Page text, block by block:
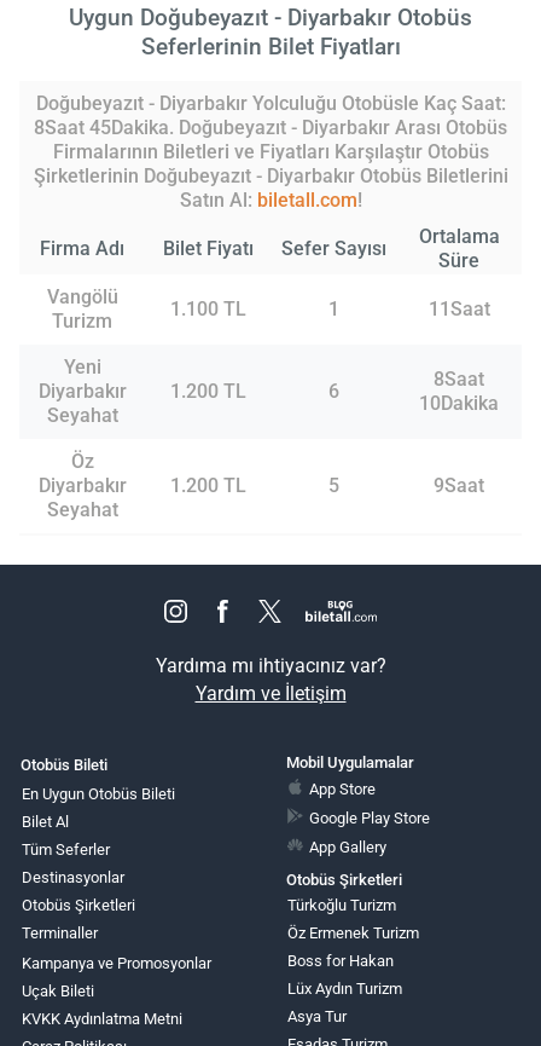
Uygun Doğubeyazıt - Diyarbakır Otobüs
Seferlerinin Bilet Fiyatları
Doğubeyazıt - Diyarbakır Yolculuğu Otobüsle Kaç Saat:
8Saat 45Dakika. Doğubeyazıt - Diyarbakır Arası Otobüs
Firmalarının Biletleri ve Fiyatları Karşılaştır Otobüs
Şirketlerinin Doğubeyazıt - Diyarbakır Otobüs Biletlerini
Satın Al: biletall.com!
Firma Adı Bilet Fiyatı Sefer Sayısı
Ortalama
Süre
Vangölü
Turizm
1.100 TL 1 11Saat
Yeni
Diyarbakır
Seyahat
1.200 TL 6
8Saat
10Dakika
Öz
Diyarbakır
Seyahat
1.200 TL 5 9Saat
Yardıma mı ihtiyacınız var?
Yardım ve İletişim
Otobüs Bileti
En Uygun Otobüs Bileti
Bilet Al
Tüm Seferler
Destinasyonlar
Otobüs Şirketleri
Terminaller
Kampanya ve Promosyonlar
Uçak Bileti
KVKK Aydınlatma Metni
Mobil Uygulamalar
App Store
Google Play Store
App Gallery
Otobüs Şirketleri
Türkoğlu Turizm
Öz Ermenek Turizm
Boss for Hakan
Lüx Aydın Turizm
Asya Tur